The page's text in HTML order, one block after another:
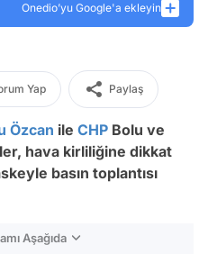
Onedio’yu Google'a ekleyin
Yap Paylaş
Özcan ile CHP Bolu ve
hava kirliliğine dikkat
basın toplantısı
Aşağıda